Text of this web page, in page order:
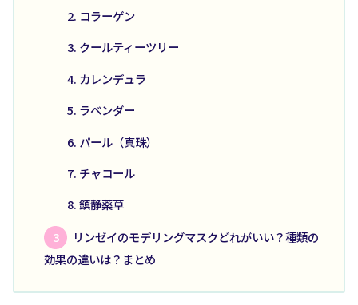
コラーゲン
クールティーツリー
カレンデュラ
ラベンダー
パール（真珠）
チャコール
鎮静薬草
リンゼイのモデリングマスクどれがいい？種類の
効果の違いは？まとめ